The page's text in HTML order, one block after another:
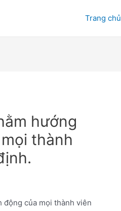
Trang chủ
hướng
thành
động của mọi thành viên